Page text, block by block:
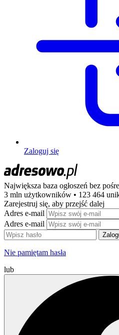
Zaloguj się
Największa baza ogłoszeń bez
3 mln użytkowników • 123 464
Zarejestruj się, aby przejść dalej
Adres e-mail
Adres e-mail
Nie pamiętam hasła
lub